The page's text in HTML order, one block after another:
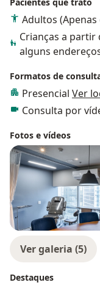
Adultos
Crianças a partir
alguns
Formatos de
Presencial Ver
Consulta por
Fotos e vídeos
Ver galeria (5)
Destaques